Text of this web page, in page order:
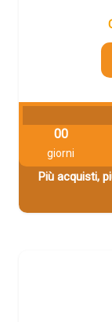
00
giorni
Più acquisti,